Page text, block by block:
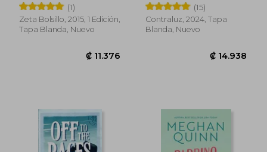
(1)
Zeta Bolsillo, 2015, 1 Edición,
Tapa Blanda, Nuevo
(15)
Contraluz, 2024, Tapa
Blanda, Nuevo